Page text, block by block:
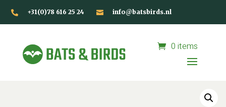
 +31(0)78 616 25 24  info@batsbirds.nl
0 items